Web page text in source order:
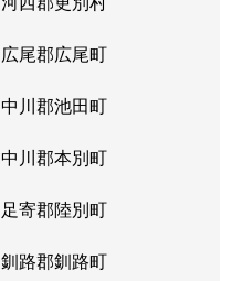
広尾郡広尾町
中川郡池田町
中川郡本別町
足寄郡陸別町
釧路郡釧路町